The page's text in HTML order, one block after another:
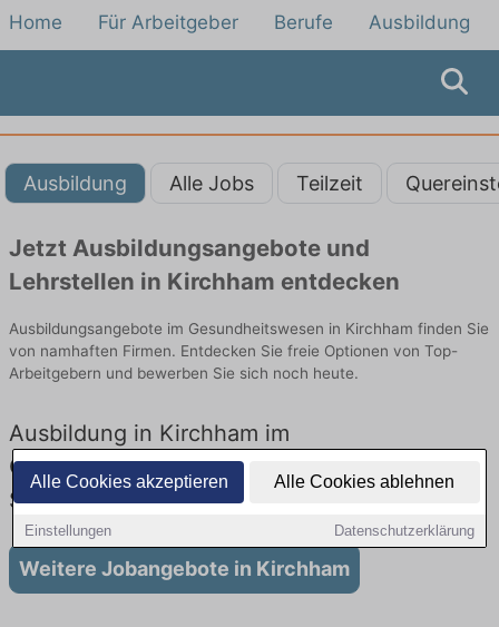
Alle Cookies akzeptieren Alle Cookies ablehnen
Einstellungen Datenschutzerklärung
Home Für Arbeitgeber Berufe Ausbildung
Ausbildung Alle Jobs Teilzeit
Jetzt Ausbildungsangebote und
Lehrstellen in Kirchham entdecken
Ausbildungsangebote im Gesundheitswesen in Kirchham finden Sie
von namhaften Firmen. Entdecken Sie freie Optionen von Top-
Arbeitgebern und bewerben Sie sich noch heute.
Ausbildung in Kirchham im
Gesundheitswesen: Aktuell gibt es keine
Stellenangebote für Ausbildung in Kirchham
Weitere Jobangebote in Kirchham